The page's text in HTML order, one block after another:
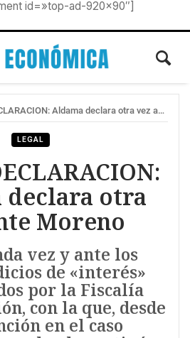
id=»top-ad-920×90″]
Aldama declara otra vez ante Moreno
LEGAL
declara otra
Moreno
vez y ante los
de «interés»
por la Fiscalía
con la que, desde
en el caso